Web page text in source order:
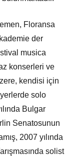
Floransa
der
musica
konserleri ve
kendisi için
solo
Bulgar
Senatosunun
2007 yılında
solist